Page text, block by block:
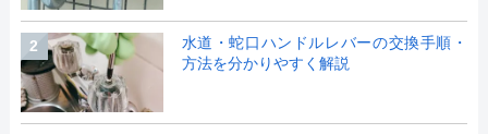
2
水道・蛇口ハンドルレバーの交換手順・
方法を分かりやすく解説